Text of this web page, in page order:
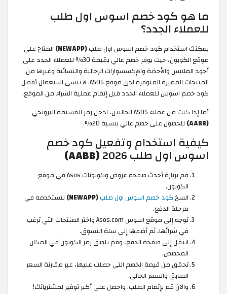
ما هو كود خصم اسوس اول طلب
للعملاء الجدد؟
يمكنك استخدام كود خصم اسوس اول طلب(NEWAPP)
المتاح على
موقع الكوبون، حيث يوفر خصم عالي بقيمة 30% للعملاء الجدد على
أجود الملابس والأحذية والإكسسوارات الرجالية والنسائية وغيرها من
المنتجات المميزة المتوفرة لدى موقع ASOS. لا تنسى استعمال أفضل
كود خصم اسوس للعملاء الجدد قبل إتمام عملية الشراء من الموقع.
أما إذا كنت من عملاء ASOS الحاليين، ادخل رمز القسيمة الترويجي
(AABB)
للحصول على خصم عالي بنسبة 20%.
كيفية استخدام وتفعيل كود خصم
اسوس اول طلب 2026 (AABB)
قم بزيارة أحدث صفحة عروض وكوبونات Asos في موقع
الكوبون.
انسخ كود خصم اسوس اول طلب(NEWAPP)
لتستخدمه في
مرحلة الدفع.
توجه إلى موقع اسوس Asos.com واختر المنتجات التي ترغب
في شرائها، ثم أضفها إلى سلة التسوق.
انتقل إلى صفحة الدفع، وقم بلصق رمز الكوبون في المكان
المخصص.
تحقق من قيمة الخصم التي حصلت عليها، عبر مقارنة السعر
السابق والسعر الحالي.
والآن قم بإتمام الطلب. واحصل على أكبر توفير لمشترياتك!